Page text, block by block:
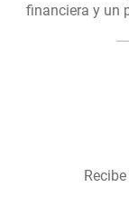
financiera y un